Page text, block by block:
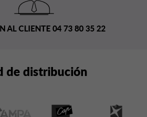
AL CLIENTE 04 73 80 35 22
de distribución